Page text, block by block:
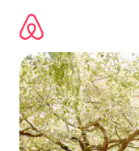
directement
contenu